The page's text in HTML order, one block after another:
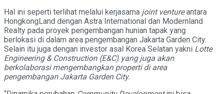
Hal ini seperti terlihat melalui kerjasama joint ventureantara
HongkongLand dengan Astra International dan Modernland
Realty pada proyek pengembangan hunian tapak yang
berlokasi di dalam area pengembangan Jakarta Garden City.
Selain itu juga dengan investor asal Korea Selatan yakni Lotte
Engineering & Construction (E&C) yang juga akan
berkolaborasi mengembangkan properti di area
pengembangan Jakarta Garden City.